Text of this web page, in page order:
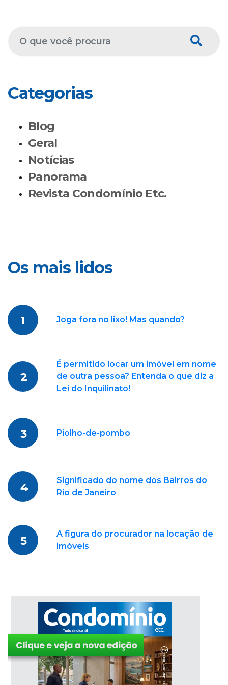
Categorias
Blog
Geral
Notícias
Panorama
Revista Condomínio Etc.
Os mais lidos
1 Joga fora no lixo! Mas quando?
2
É permitido locar um imóvel em nome
de outra pessoa? Entenda o que diz a
Lei do Inquilinato!
3 Piolho-de-pombo
4
Significado do nome dos Bairros do
Rio de Janeiro
5
A figura do procurador na locação de
imóveis